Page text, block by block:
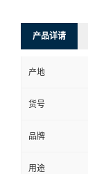
产品详请
产地
货号
品牌
用途